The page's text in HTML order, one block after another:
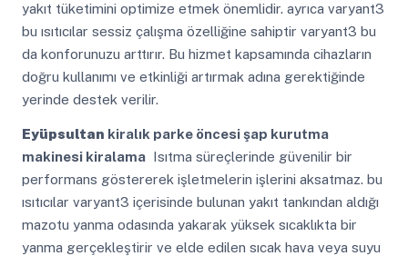
yakıt tüketimini optimize etmek önemlidir. ayrıca varyant3
bu ısıtıcılar sessiz çalışma özelliğine sahiptir varyant3 bu
da konforunuzu arttırır. Bu hizmet kapsamında cihazların
doğru kullanımı ve etkinliği artırmak adına gerektiğinde
yerinde destek verilir.
Eyüpsultan kiralık parke öncesi şap kurutma
makinesi kiralamaIsıtma süreçlerinde güvenilir bir
performans göstererek işletmelerin işlerini aksatmaz. bu
ısıtıcılar varyant3 içerisinde bulunan yakıt tankından aldığı
mazotu yanma odasında yakarak yüksek sıcaklıkta bir
yanma gerçekleştirir ve elde edilen sıcak hava veya suyu